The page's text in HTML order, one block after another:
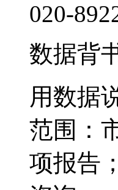
020-
数据背
用数据
范围：
项报告